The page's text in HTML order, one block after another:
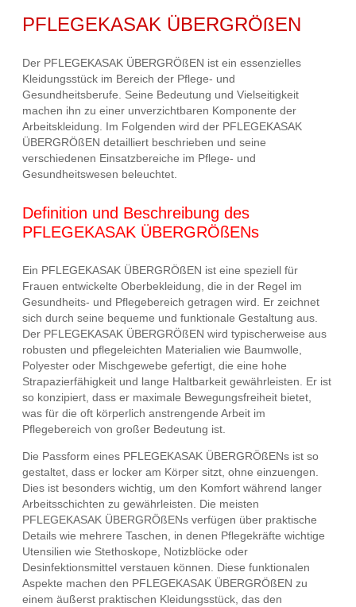
PFLEGEKASAK ÜBERGRÖßEN
Der PFLEGEKASAK ÜBERGRÖßEN ist ein essenzielles
Kleidungsstück im Bereich der Pflege- und
Gesundheitsberufe. Seine Bedeutung und Vielseitigkeit
machen ihn zu einer unverzichtbaren Komponente der
Arbeitskleidung. Im Folgenden wird der PFLEGEKASAK
ÜBERGRÖßEN detailliert beschrieben und seine
verschiedenen Einsatzbereiche im Pflege- und
Gesundheitswesen beleuchtet.
Definition und Beschreibung des
PFLEGEKASAK ÜBERGRÖßENs
Ein PFLEGEKASAK ÜBERGRÖßEN ist eine speziell für
Frauen entwickelte Oberbekleidung, die in der Regel im
Gesundheits- und Pflegebereich getragen wird. Er zeichnet
sich durch seine bequeme und funktionale Gestaltung aus.
Der PFLEGEKASAK ÜBERGRÖßEN wird typischerweise aus
robusten und pflegeleichten Materialien wie Baumwolle,
Polyester oder Mischgewebe gefertigt, die eine hohe
Strapazierfähigkeit und lange Haltbarkeit gewährleisten. Er ist
so konzipiert, dass er maximale Bewegungsfreiheit bietet,
was für die oft körperlich anstrengende Arbeit im
Pflegebereich von großer Bedeutung ist.
Die Passform eines PFLEGEKASAK ÜBERGRÖßENs ist so
gestaltet, dass er locker am Körper sitzt, ohne einzuengen.
Dies ist besonders wichtig, um den Komfort während langer
Arbeitsschichten zu gewährleisten. Die meisten
PFLEGEKASAK ÜBERGRÖßENs verfügen über praktische
Details wie mehrere Taschen, in denen Pflegekräfte wichtige
Utensilien wie Stethoskope, Notizblöcke oder
Desinfektionsmittel verstauen können. Diese funktionalen
Aspekte machen den PFLEGEKASAK ÜBERGRÖßEN zu
einem äußerst praktischen Kleidungsstück, das den